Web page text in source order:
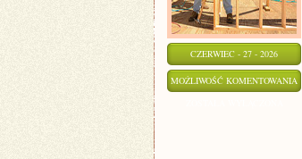
CZERWIEC - 27 - 2026
MOŻLIWOŚĆ KOMENTOWANIA